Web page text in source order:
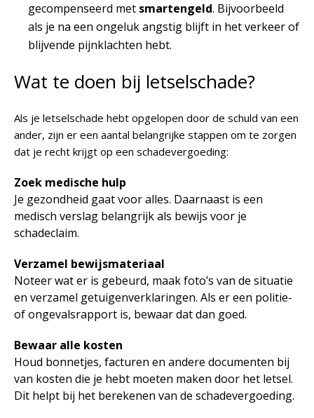
gecompenseerd met smartengeld. Bijvoorbeeld
als je na een ongeluk angstig blijft in het verkeer of
blijvende pijnklachten hebt.
Wat te doen bij letselschade?
Als je letselschade hebt opgelopen door de schuld van een
ander, zijn er een aantal belangrijke stappen om te zorgen
dat je recht krijgt op een schadevergoeding:
Zoek medische hulp
Je gezondheid gaat voor alles. Daarnaast is een
medisch verslag belangrijk als bewijs voor je
schadeclaim.
Verzamel bewijsmateriaal
Noteer wat er is gebeurd, maak foto’s van de situatie
en verzamel getuigenverklaringen. Als er een politie-
of ongevalsrapport is, bewaar dat dan goed.
Bewaar alle kosten
Houd bonnetjes, facturen en andere documenten bij
van kosten die je hebt moeten maken door het letsel.
Dit helpt bij het berekenen van de schadevergoeding.